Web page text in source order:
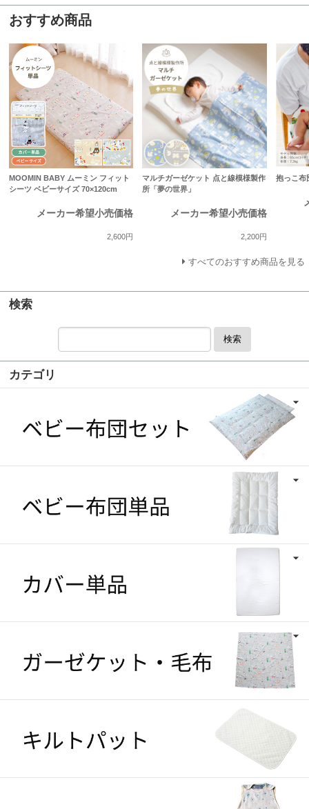
おすすめ商品
MOOMIN BABY ムーミン フィット
シーツ ベビーサイズ 70×120cm
メーカー希望小売価格
2,600円
マルチガーゼケット 点と線模様製作
所「夢の世界」
メーカー希望小売価格
2,200円
抱っこ
すべてのおすすめ商品を見る
検索
検索
カテゴリ